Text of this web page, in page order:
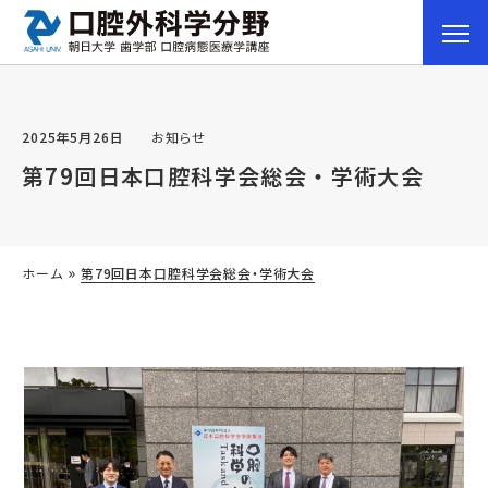
2025年5月26日 お知らせ
第79回日本口腔科学会総会・学術大会
ホーム » 第79回日本口腔科学会総会・学術大会